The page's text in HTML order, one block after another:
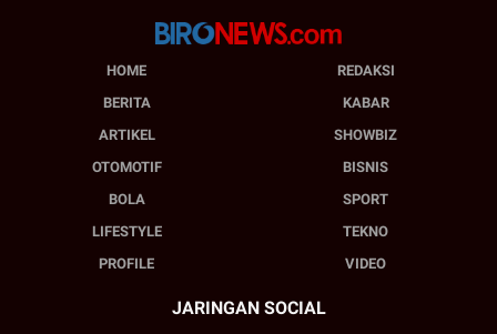
HOME
REDAKSI
BERITA
KABAR
ARTIKEL
SHOWBIZ
OTOMOTIF
BISNIS
BOLA
SPORT
LIFESTYLE
TEKNO
PROFILE
VIDEO
JARINGAN SOCIAL